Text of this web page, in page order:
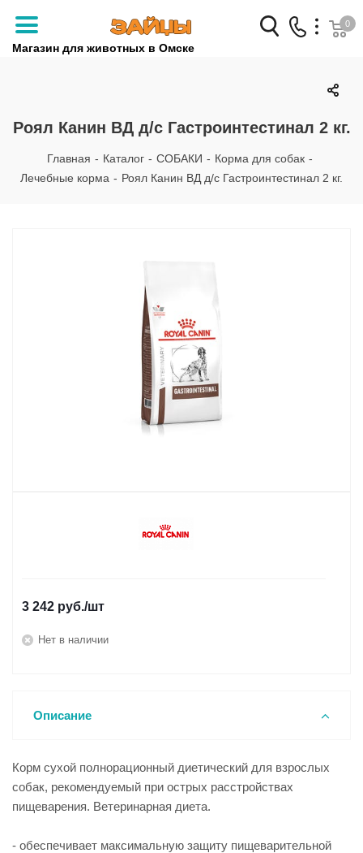
Магазин для животных в Омске
Заказать звонок
+7 (3812) 79-04-04
+7 (950) 959-88-32
0
Роял Канин ВД д/с Гастроинтестинал 2 кг.
Главная - Каталог - СОБАКИ - Корма для собак -
Лечебные корма - Роял Канин ВД д/с Гастроинтестинал 2 кг.
3 242 руб./шт
Нет в наличии
Описание
Корм сухой полнорационный диетический для взрослых
собак, рекомендуемый при острых расстройствах
пищеварения. Ветеринарная диета.
- обеспечивает максимальную защиту пищеварительной